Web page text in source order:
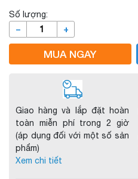
Số lượng:
– +
MUA NGAY
Giao hàng và lắp đặt hoàn
toàn miễn phí trong 2 giờ
(áp dụng đối với một số sản
phẩm)
Xem chi tiết